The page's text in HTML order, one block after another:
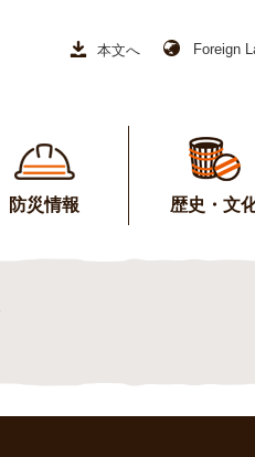
本文へ Foreign
防災情報 歴史・文